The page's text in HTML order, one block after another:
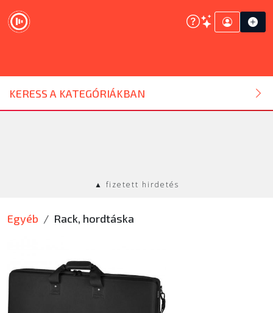
KERESS A KATEGÓRIÁKBAN
DJ ESZKÖZ
HANGTECHNIKA
EGYÉB
SZOLGÁLTATÁSOK
▲ fizetett hirdetés
Egyéb Rack, hordtáska